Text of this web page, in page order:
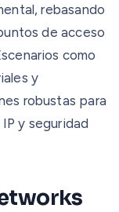
rebasando
de acceso
como
y
robustas para
y seguridad